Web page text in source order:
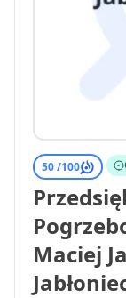
50 /100
Maciej